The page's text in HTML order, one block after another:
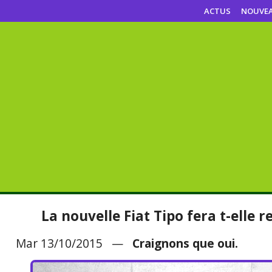
ACTUS
La nouvelle Fiat Tipo fera t-elle
Mar 13/10/2015 — Craignons que oui.